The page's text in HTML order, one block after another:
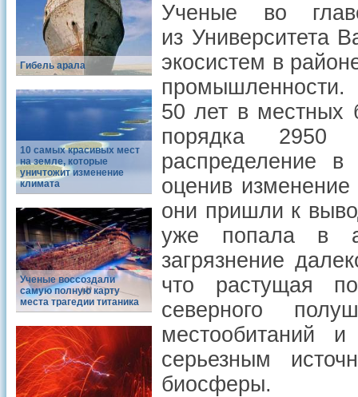
Гибель арала
10 самых красивых мест
на земле, которые
уничтожит изменение
климата
Ученые воссоздали
самую полную карту
места трагедии титаника
Ученые во
из Университета
экосистем в
промышленности.
50 лет в местных
порядка 2950
распределение
оценив
они пришли к
уже попала в
загрязнение
что растущая
северного
местообитаний
серьезным
биосферы.